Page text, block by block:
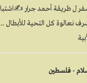
ل طريقة أحمد جرار
نعالوة كل التحية للأبطال
- فلسطين